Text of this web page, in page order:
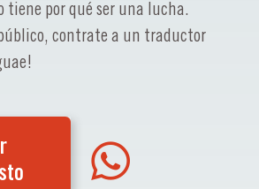
tiene por qué ser una lucha.
público, contrate a un traductor